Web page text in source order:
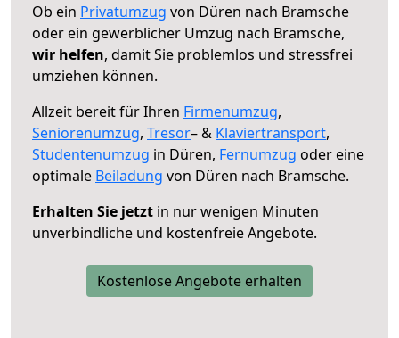
Ob ein Privatumzug von Düren nach Bramsche
oder ein gewerblicher Umzug nach Bramsche,
wir helfen, damit Sie problemlos und stressfrei
umziehen können.
Allzeit bereit für Ihren Firmenumzug,
Seniorenumzug, Tresor– & Klaviertransport,
Studentenumzug in Düren, Fernumzug oder eine
optimale Beiladung von Düren nach Bramsche.
Erhalten Sie jetzt in nur wenigen Minuten
unverbindliche und kostenfreie Angebote.
Kostenlose Angebote erhalten